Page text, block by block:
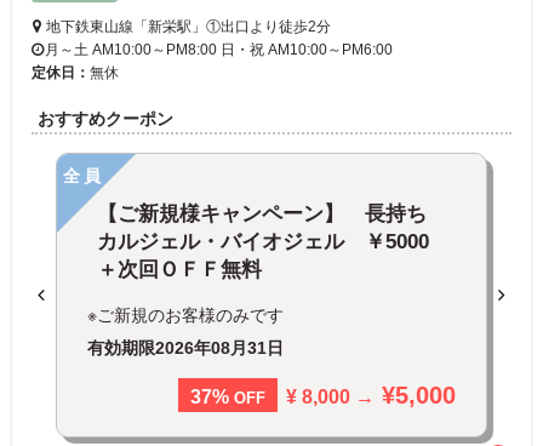
地下鉄東山線「新栄駅」①出口より徒歩2分
月～土 AM10:00～PM8:00 日・祝 AM10:00～PM6:00
定休日： 無休
おすすめクーポン
全員
【ご新規様キャンペーン】 長持ち
カルジェル・バイオジェル ￥5000
＋次回ＯＦＦ無料
※ご新規のお客様のみです
有効期限2026年08月31日
37% OFF ¥ 8,000 → ¥5,000